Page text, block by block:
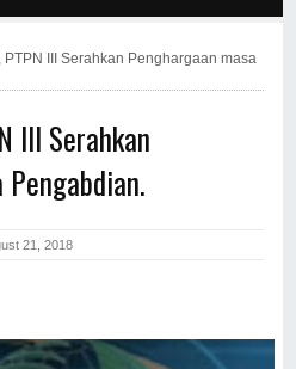
PTPN III Serahkan Penghargaan masa
III Serahkan
21, 2018